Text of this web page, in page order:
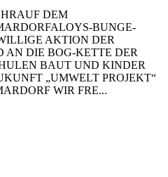
DEM
BUNGE-
AKTION DER
AN DIE BOG-KETTE DER
BAUT UND KINDER
„UMWELT PROJEKT“
WIR FRE...